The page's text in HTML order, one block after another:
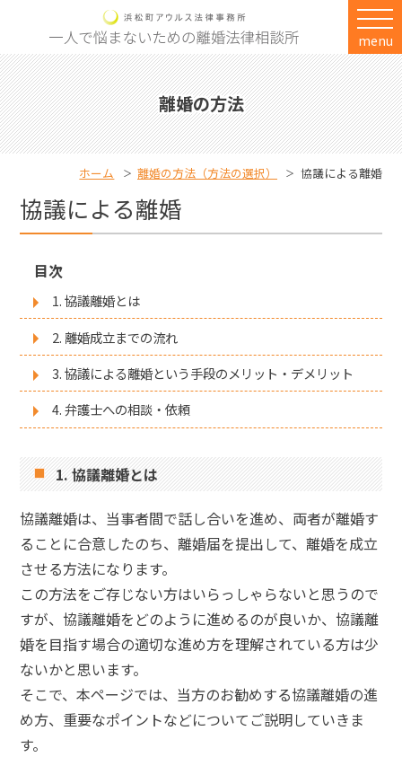
menu
離婚の方法
ホーム 離婚の方法（方法の選択） 協議による離婚
協議による離婚
目次
1. 協議離婚とは
2. 離婚成立までの流れ
3. 協議による離婚という手段のメリット・デメリット
4. 弁護士への相談・依頼
1. 協議離婚とは
協議離婚は、当事者間で話し合いを進め、両者が離婚す
ることに合意したのち、離婚届を提出して、離婚を成立
させる方法になります。
この方法をご存じない方はいらっしゃらないと思うので
すが、協議離婚をどのように進めるのが良いか、協議離
婚を目指す場合の適切な進め方を理解されている方は少
ないかと思います。
そこで、本ページでは、当方のお勧めする協議離婚の進
め方、重要なポイントなどについてご説明していきま
す。